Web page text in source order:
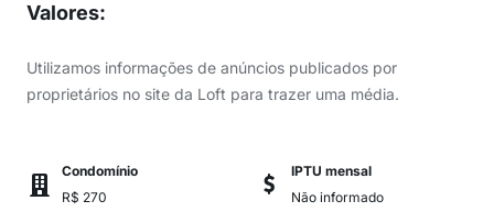
Valores:
Utilizamos informações de anúncios publicados por
proprietários no site da Loft para trazer uma média.
Condomínio
R$ 270
IPTU mensal
Não informado